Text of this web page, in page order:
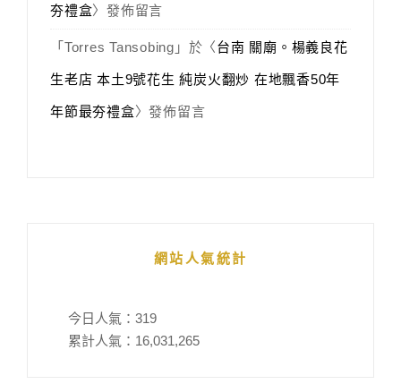
夯禮盒〉發佈留言
「 Torres Tansobing 」於〈台南 關廟。楊義良花
生老店 本土9號花生 純炭火翻炒 在地飄香50年
年節最夯禮盒〉發佈留言
網站人氣統計
今日人氣： 319
累計人氣： 16,031,265